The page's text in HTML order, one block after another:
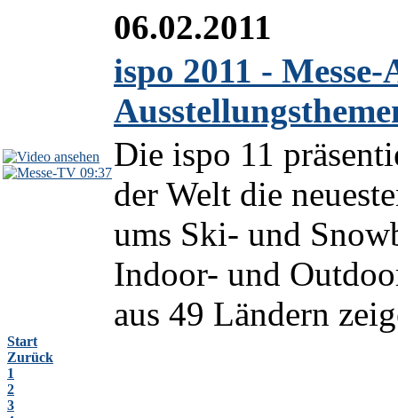
09:37
06.02.2011
ispo 2011 -
Die ispo 11
der Welt die
ums Ski- und
Indoor- und
aus 49 Ländern
Start
Zurück
1
2
3